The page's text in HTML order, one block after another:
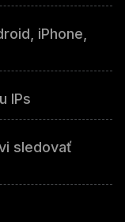
iPhone,
IPs
sledovať